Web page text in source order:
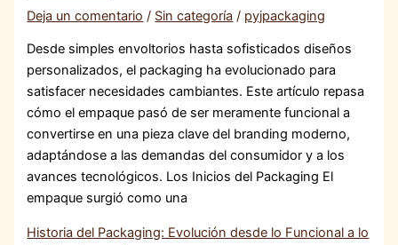
Deja un comentario / Sin categoría / pyjpackaging
Desde simples envoltorios hasta sofisticados diseños
personalizados, el packaging ha evolucionado para
satisfacer necesidades cambiantes. Este artículo repasa
cómo el empaque pasó de ser meramente funcional a
convertirse en una pieza clave del branding moderno,
adaptándose a las demandas del consumidor y a los
avances tecnológicos. Los Inicios del Packaging El
empaque surgió como una
Historia del Packaging: Evolución desde lo Funcional a lo